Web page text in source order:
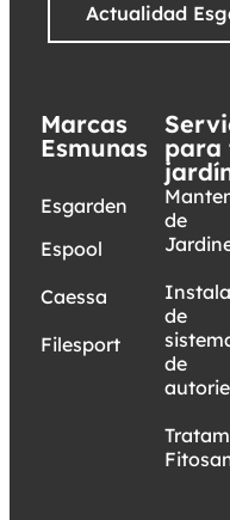
Actualidad
Marcas
Esmunas
Esgarden
Espool
Caessa
Filesport
para
de
de
de